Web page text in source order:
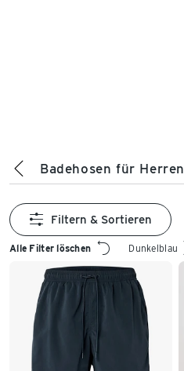
Badehosen für Herren
Alle Filter löschen Dunkelblau
Filtern & Sortieren